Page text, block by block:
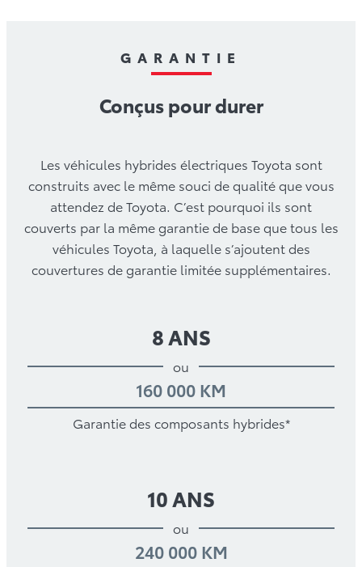
GARANTIE
Conçus pour durer
Les véhicules hybrides électriques Toyota sont
construits avec le même souci de qualité que vous
attendez de Toyota. C’est pourquoi ils sont
couverts par la même garantie de base que tous les
véhicules Toyota, à laquelle s’ajoutent des
couvertures de garantie limitée supplémentaires.
8 ANS
ou
160 000 KM
Garantie des composants hybrides*
10 ANS
ou
240 000 KM